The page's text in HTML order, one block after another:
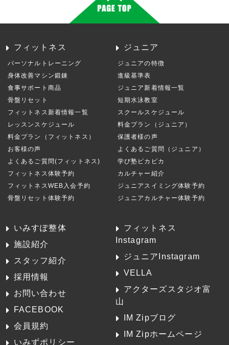
フィットネス
パーソナルトレーニング
身体改善マシン鍛錬
食事サポート商品
骨盤リセット
フィットネス新着情報一覧
レッスンスケジュール
料金プラン（フィットネス）
お客様の声
よくあるご質問(フィットネス)
フィットネス体験予約
フィットネスWEB入会予約
骨盤リセット体験予約
ジュニア
ジュニアの特徴
進級基準表
ジュニア新着情報一覧
短期水泳教室
スクールスケジュール
料金プラン（ジュニア）
保護者様の声
よくあるご質問（ジュニア）
学び塾ピカピカ
カルチャー紹介
ジュニアスイミング体験予約
ジュニアカルチャー体験予約
いみすぽ整体
施設紹介
スタッフ紹介
採用情報
お問い合わせ
FACEBOOK
会員規約
いみずポリシー
フィットネス
Instagram
ジュニアInstagram
VELLA
アクターズスタジオ富
山
IM Zipブログ
IM Zipホームページ